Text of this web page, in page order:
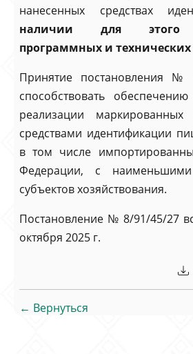
нанесенных средствах
наличии для этого
программных и технических
Принятие постановления №
способствовать
реализации
средствами идентификации
в том числе
Федерации, с
субъектов хозяйствования.
Постановление № 8/91/45/27
октября 2025 г.
← Вернуться